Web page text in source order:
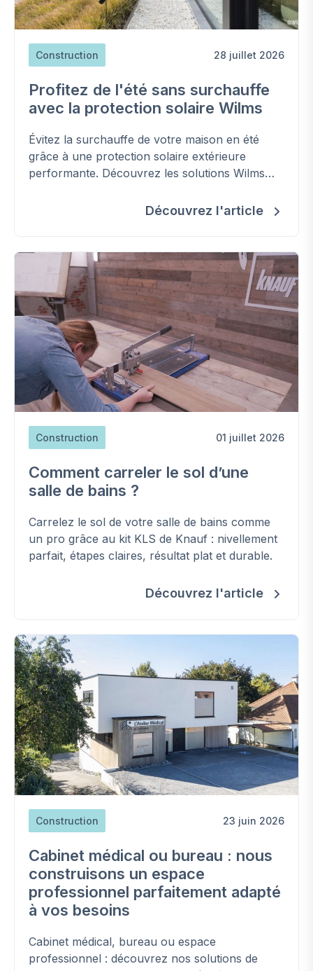
Construction 28 juillet 2026
Profitez de l'été sans surchauffe
avec la protection solaire Wilms
Évitez la surchauffe de votre maison en été
grâce à une protection solaire extérieure
performante. Découvrez les solutions Wilms
besoins en climatisation et préserver la
Découvrez l'article
Construction 01 juillet 2026
Comment carreler le sol d’une
salle de bains ?
Carrelez le sol de votre salle de bains comme
un pro grâce au kit KLS de Knauf : nivellement
parfait, étapes claires, résultat plat et durable.
Découvrez l'article
Construction 23 juin 2026
Cabinet médical ou bureau : nous
construisons un espace
professionnel parfaitement adapté
à vos besoins
Cabinet médical, bureau ou espace
professionnel : découvrez nos solutions de